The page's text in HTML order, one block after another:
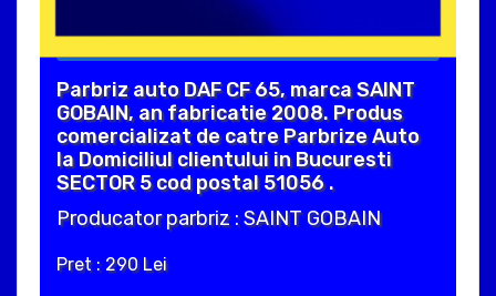
Parbriz auto DAF CF 65, marca SAINT
GOBAIN, an fabricatie 2008. Produs
comercializat de catre Parbrize Auto
la Domiciliul clientului in Bucuresti
SECTOR 5 cod postal 51056 .
Producator parbriz : SAINT GOBAIN
Pret : 290 Lei